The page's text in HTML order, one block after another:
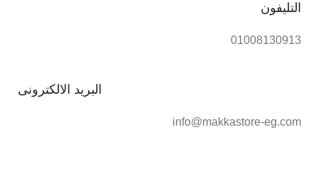
التليفون
01008130913
البريد الالكترونى
info@makkastore-eg.com